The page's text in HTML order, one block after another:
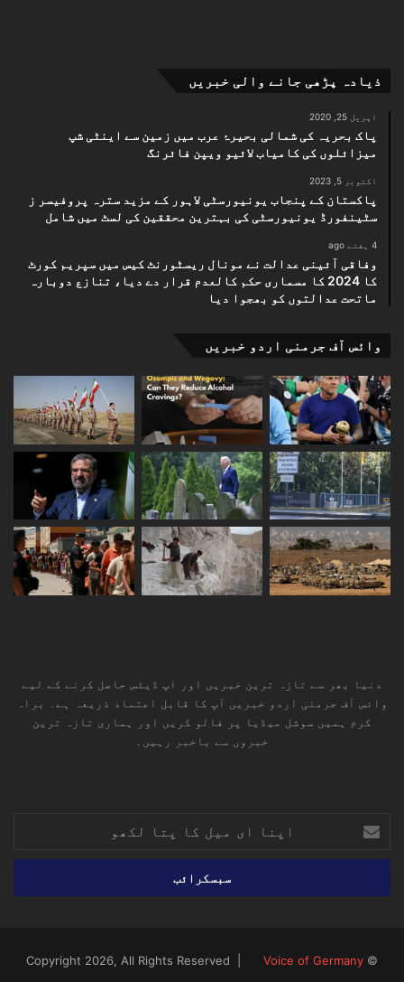
ذیادہ پڑھی جانے والی خبریں
اپریل 25, 2020
پاک بحریہ کی شمالی بحیرۂ عرب میں زمین سے اینٹی شپ
میزائلوں کی کامیاب لائیو ویپن فائرنگ
اکتوبر 5, 2023
پاکستان کے پنجاب یونیورسٹی لاہور کے مزید سترہ پروفیسر ز
سٹینفورڈ یونیورسٹی کی بہترین محققین کی لسٹ میں شامل
4 ہفتے ago
وفاقی آئینی عدالت نے مونال ریسٹورنٹ کیس میں سپریم کورٹ
کا 2024 کا مسماری حکم کالعدم قرار دے دیا، تنازع دوبارہ
ماتحت عدالتوں کو بھجوا دیا
وائس آف جرمنی اردو خبریں
دنیا بھر سے تازہ ترین خبریں اور اپ ڈیٹس حاصل کرنے کے لیے
وائس آف جرمنی اردو خبریں آپ کا قابل اعتماد ذریعہ ہے۔ براہ
کرم ہمیں سوشل میڈیا پر فالو کریں اور ہماری تازہ ترین
خبروں سے باخبر رہیں۔
ای
میل
پتا
© Copyright 2026, All Rights Reserved |
Voice of Germany